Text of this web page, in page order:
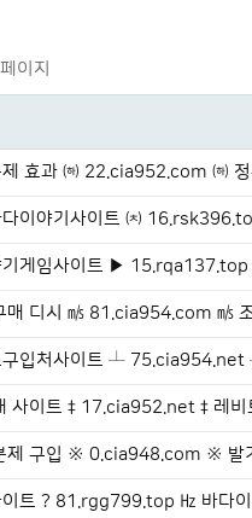
이지
제 효과 ㈛ 22.cia952.com ㈛
다이야기사이트 ㈉
기게임사이트 ▶
매 디시 ㎧ 81.cia954.com ㎧
구입처사이트 ┴ 75.cia954.net
사이트 ‡ 17.cia952.net ‡ 레비
제 구입 ※ 0.cia948.com ※ 발
이트 ? 81.rgg799.top ㎐ 바다